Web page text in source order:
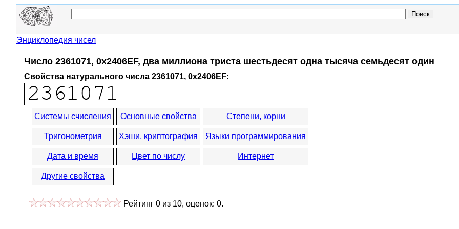
Энциклопедия чисел
Число 2361071, 0x2406EF, два миллиона триста шестьдесят одна тысяча семьдесят один
Свойства натурального числа 2361071, 0x2406EF:
Системы счисления Основные свойства Степени, корни
Тригонометрия Хэши, криптография Языки программирования
Дата и время Цвет по числу Интернет
Другие свойства
Рейтинг 0 из 10, оценок: 0.